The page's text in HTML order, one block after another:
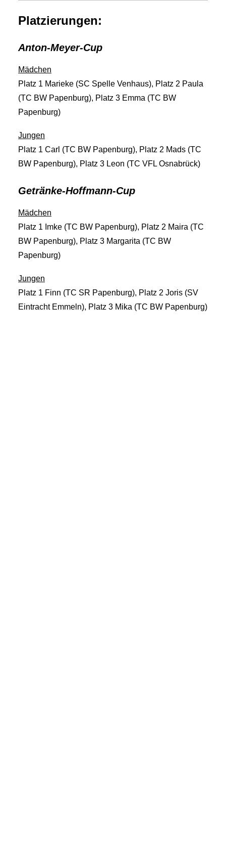
Platzierungen:
Anton-Meyer-Cup
Mädchen
Platz 1 Marieke (SC Spelle Venhaus), Platz 2 Paula
(TC BW Papenburg), Platz 3 Emma (TC BW
Papenburg)
Jungen
Platz 1 Carl (TC BW Papenburg), Platz 2 Mads (TC
BW Papenburg), Platz 3 Leon (TC VFL Osnabrück)
Getränke-Hoffmann-Cup
Mädchen
Platz 1 Imke (TC BW Papenburg), Platz 2 Maira (TC
BW Papenburg), Platz 3 Margarita (TC BW
Papenburg)
Jungen
Platz 1 Finn (TC SR Papenburg), Platz 2 Joris (SV
Eintracht Emmeln), Platz 3 Mika (TC BW Papenburg)